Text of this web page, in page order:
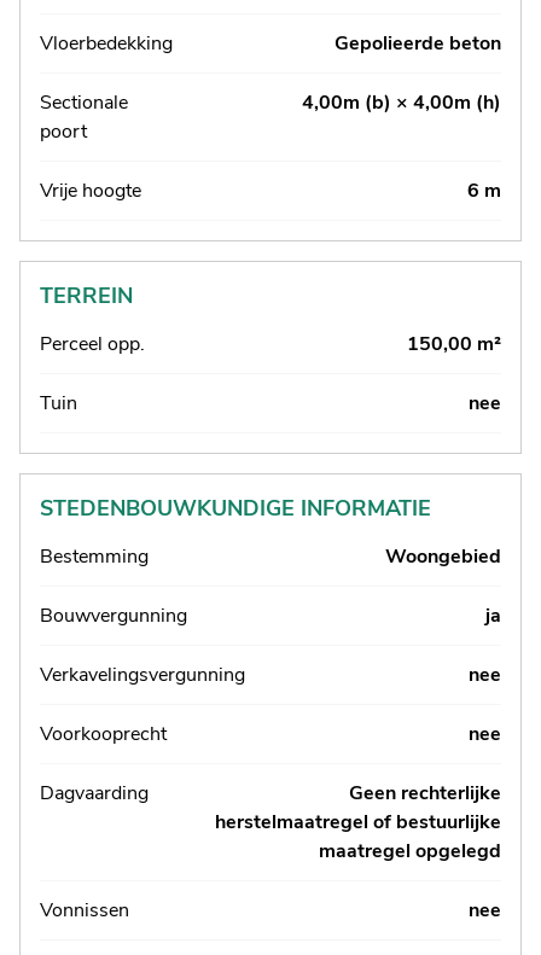
Vloerbedekking Gepolieerde beton
Sectionale
poort
4,00m (b) × 4,00m (h)
Vrije hoogte 6 m
TERREIN
Perceel opp. 150,00 m²
Tuin nee
STEDENBOUWKUNDIGE INFORMATIE
Bestemming Woongebied
Bouwvergunning ja
Verkavelingsvergunning nee
Voorkooprecht nee
Dagvaarding
Geen rechterlijke
herstelmaatregel of bestuurlijke
maatregel opgelegd
Vonnissen nee